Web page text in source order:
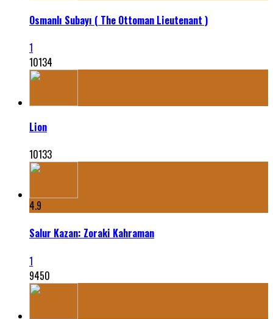
Osmanlı Subayı ( The Ottoman Lieutenant )
1
10134
Lion
10133
4.9
Salur Kazan: Zoraki Kahraman
1
9450